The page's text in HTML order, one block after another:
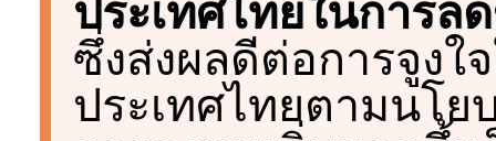
ประเทศไทยในการ
ซึ่งส่งผลดีต่อการจูงใ
ประเทศไทยตามนโย